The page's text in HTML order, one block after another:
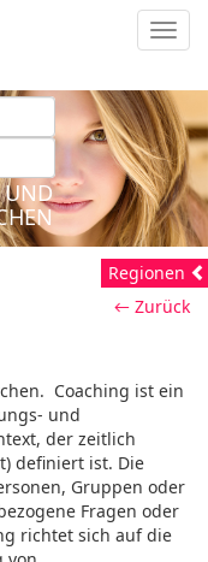
UND
← Zurück
Coaching ist ein
und
der zeitlich
definiert ist. Die
Gruppen oder
Fragen oder
richtet sich auf die
Regionen